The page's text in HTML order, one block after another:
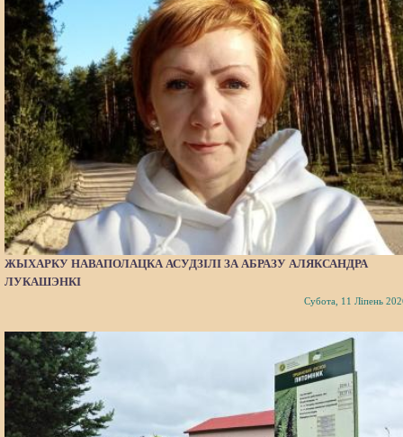
ЖЫХАРКУ НАВАПОЛАЦКА АСУДЗІЛІ ЗА АБРАЗУ АЛЯКСАНДРА
ЛУКАШЭНКІ
Субота, 11 Ліпень